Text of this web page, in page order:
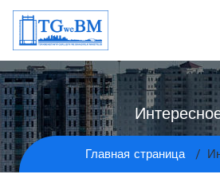
Главная страница